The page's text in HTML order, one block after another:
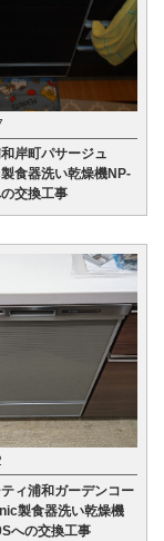
岸町パサージュ
食器洗い乾燥機NP-
交換工事
ィ浦和ガーデンコー
製食器洗い乾燥機
への交換工事